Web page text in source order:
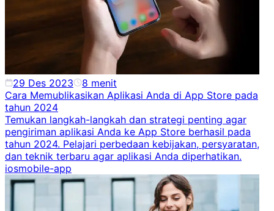
29 Des 2023 8 menit
Cara Memublikasikan Aplikasi Anda di App Store pada
tahun 2024
Temukan langkah-langkah dan strategi penting agar
pengiriman aplikasi Anda ke App Store berhasil pada
tahun 2024. Pelajari perbedaan kebijakan, persyaratan,
dan teknik terbaru agar aplikasi Anda diperhatikan.
iosmobile-app